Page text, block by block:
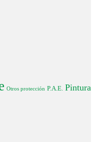
Otros protección P.A.E. Pintura